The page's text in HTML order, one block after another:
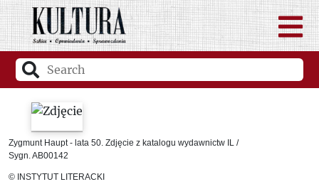
Zygmunt Haupt - lata 50. Zdjęcie z katalogu wydawnictw IL /
Sygn. AB00142
© INSTYTUT LITERACKI